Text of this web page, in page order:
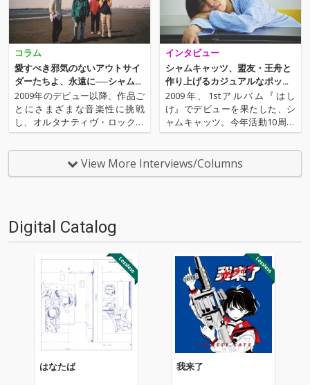
コラム
愛すべき邪気のないアウトサイ
ダーたちよ、永遠に──シャムキ
ャッツ解散に寄せて
2009年のデビュー以降、作品ご
とにさまざまな音楽性に挑戦
し、オルタナティヴ・ロックの
可能性を探り続けたシャムキャ
ッツが解散を発表した。昨年10
周年を迎え、新木場スタジオコ
ーストでのライヴを超満員のな
インタビュー
シャムキャッツ、盟友・王舟と
作り上げるカジュアルなポッ
プ・ミュージック──新作『はな
たば』配信開始
2009年、1stアルバム『はし
け』でデビューを果たした、シ
ャムキャッツ。今年活動10周年
を迎え、そのソングライティン
グはさらに円熟味が出てきた彼
ら。盟友、王舟を共同プロデュ
ーサーに迎えた新作『はなた
View More Interviews/Columns
Digital Catalog
はなたば 我来了